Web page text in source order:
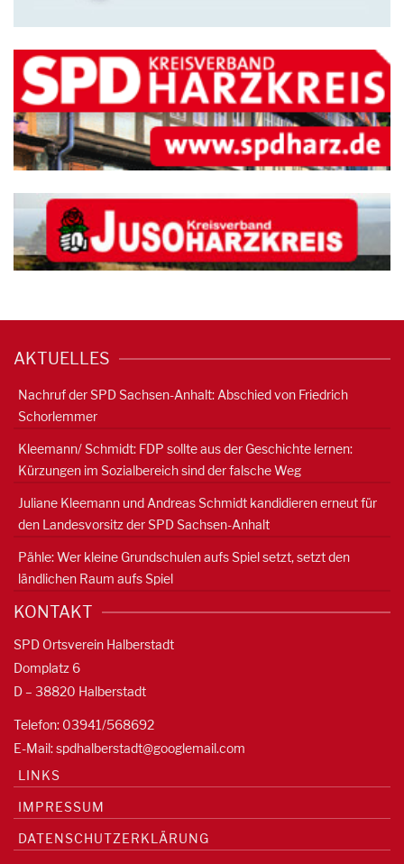
AKTUELLES
Nachruf der SPD Sachsen-Anhalt: Abschied von Friedrich
Schorlemmer
Kleemann/ Schmidt: FDP sollte aus der Geschichte lernen:
Kürzungen im Sozialbereich sind der falsche Weg
Juliane Kleemann und Andreas Schmidt kandidieren erneut für
den Landesvorsitz der SPD Sachsen-Anhalt
Pähle: Wer kleine Grundschulen aufs Spiel setzt, setzt den
ländlichen Raum aufs Spiel
KONTAKT
SPD Ortsverein Halberstadt
Domplatz 6
D – 38820 Halberstadt
Telefon: 03941/568692
E-Mail:spdhalberstadt@googlemail.com
LINKS
IMPRESSUM
DATENSCHUTZERKLÄRUNG